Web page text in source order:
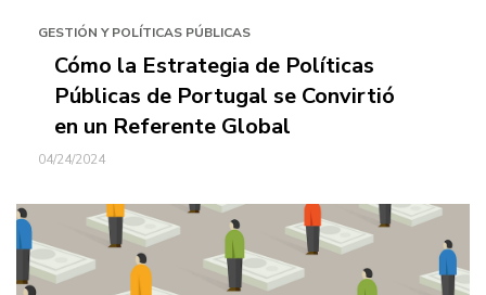
GESTIÓN Y POLÍTICAS PÚBLICAS
Cómo la Estrategia de Políticas
Públicas de Portugal se Convirtió
en un Referente Global
04/24/2024